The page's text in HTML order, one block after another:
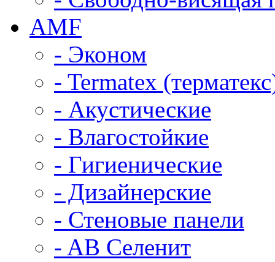
AMF
- Эконом
- Termatex
- Акустические
- Влагостойкие
- Гигиенические
- Дизайнерские
- Стеновые панели
- AB Селенит